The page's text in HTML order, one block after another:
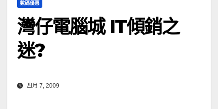
數碼優惠
灣仔電腦城 IT傾銷之
迷?
四月 7, 2009